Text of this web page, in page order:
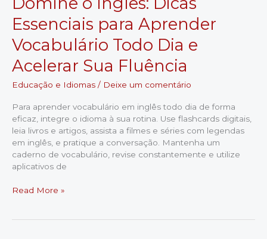
Essenciais para Aprender
Vocabulário Todo Dia e
Acelerar Sua Fluência
Educação e Idiomas / Deixe um comentário
Para aprender vocabulário em inglês todo dia de forma
eficaz, integre o idioma à sua rotina. Use flashcards digitais,
leia livros e artigos, assista a filmes e séries com legendas
em inglês, e pratique a conversação. Mantenha um
caderno de vocabulário, revise constantemente e utilize
aplicativos de
Domine
Read More »